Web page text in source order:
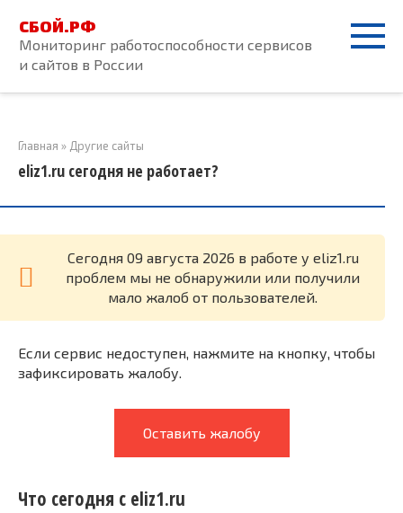
контенту
СБОЙ.РФ
Мониторинг работоспособности сервисов
и сайтов в России
Главная » Другие сайты
eliz1.ru сегодня не работает?
Cегодня 09 августа 2026 в работе у eliz1.ru
проблем мы не обнаружили или получили
мало жалоб от пользователей.
Если сервис недоступен, нажмите на кнопку, чтобы
зафиксировать жалобу.
Оставить жалобу
Что сегодня с eliz1.ru